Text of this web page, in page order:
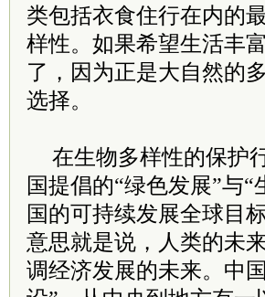
类包括衣食住行在内的
样性。如果希望生活丰
了，因为正是大自然的
选择。
在生物多样性的保护
国提倡的“绿色发展”与
国的可持续发展全球目
意思就是说，人类的未
调经济发展的未来。中